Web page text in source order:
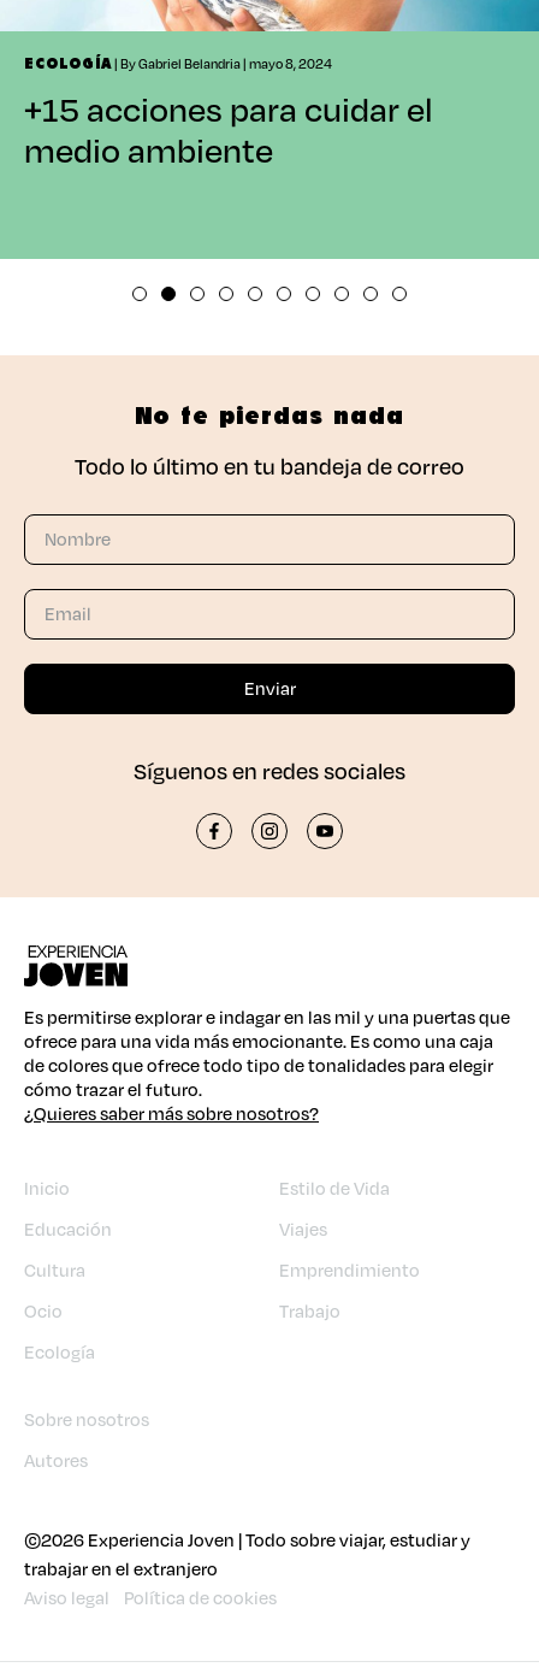
ECOLOGÍA| By Gabriel Belandria | mayo 8, 2024
+15 acciones para cuidar el
medio ambiente
No te pierdas nada
Todo lo último en tu bandeja de correo
Síguenos en redes sociales
Es permitirse explorar e indagar en las mil y una puertas que
ofrece para una vida más emocionante. Es como una caja
de colores que ofrece todo tipo de tonalidades para elegir
cómo trazar el futuro.
¿Quieres saber más sobre nosotros?
Inicio
Educación
Cultura
Ocio
Ecología
Estilo de Vida
Viajes
Emprendimiento
Trabajo
Sobre nosotros
Autores
©2026 Experiencia Joven | Todo sobre viajar, estudiar y
trabajar en el extranjero
Aviso legal
Política de cookies